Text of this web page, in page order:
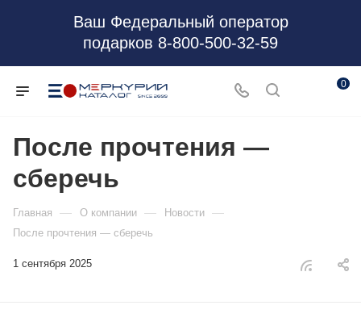
Ваш Федеральный оператор
подарков 8-800-500-32-59
0
После прочтения —
сберечь
Главная — О компании — Новости —
После прочтения — сберечь
1 сентября 2025